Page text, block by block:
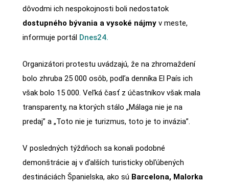
dôvodmi ich nespokojnosti boli nedostatok
dostupného bývania a vysoké nájmyv meste,
informuje portál Dnes24.
Organizátori protestu uvádzajú, že na zhromaždení
bolo zhruba 25 000 osôb, podľa denníka El País ich
však bolo 15 000. Veľká časť z účastníkov však mala
transparenty, na ktorých stálo „Málaga nie je na
predaj” a „Toto nie je turizmus, toto je to invázia”.
V posledných týždňoch sa konali podobné
demonštrácie aj v ďalších turisticky obľúbených
destináciách Španielska, ako sú Barcelona, Malorka